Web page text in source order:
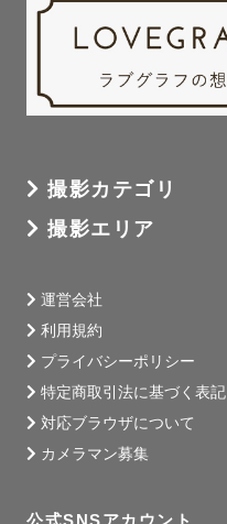
撮影カテゴリ
撮影エリア
運営会社
利用規約
プライバシーポリシー
特定商取引法に基づく表記
対応ブラウザについて
カメラマン募集